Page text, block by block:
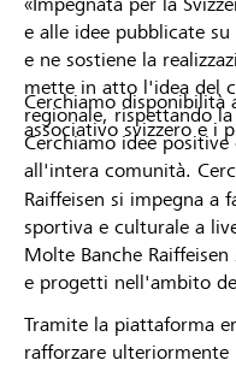
e alle idee pubblicate
e ne sostiene la
mette in atto l'idea del
regionale, rispettando
Cerchiamo idee
all'intera comunità.
Cerchiamo disponibilità
associativo svizzero e i
Raiffeisen si impegna a
sportiva e culturale a
Molte Banche
e progetti nell'ambito
Tramite la piattaforma
rafforzare